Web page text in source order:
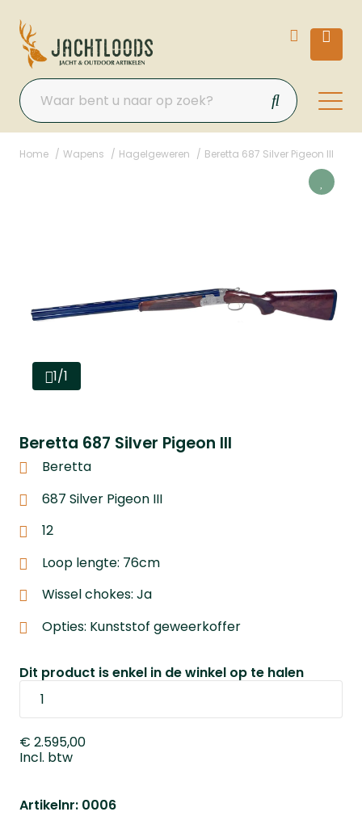
Home Wapens Hagelgeweren Beretta 687 Silver Pigeon III
1/1
Beretta 687 Silver Pigeon III
Beretta
687 Silver Pigeon III
12
Loop lengte: 76cm
Wissel chokes: Ja
Opties: Kunststof geweerkoffer
Dit product is enkel in de winkel op te halen
€ 2.595,00
Incl. btw
Artikelnr: 0006